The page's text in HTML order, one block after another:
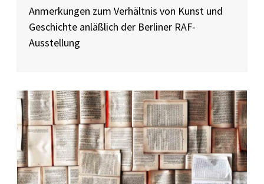
Anmerkungen zum Verhältnis von Kunst und
Geschichte anläßlich der Berliner RAF-
Ausstellung